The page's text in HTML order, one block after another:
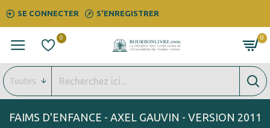
SE CONNECTER S'ENREGISTRER
0 0
Toutes
FAIMS D'ENFANCE - AXEL GAUVIN - VERSION 2011